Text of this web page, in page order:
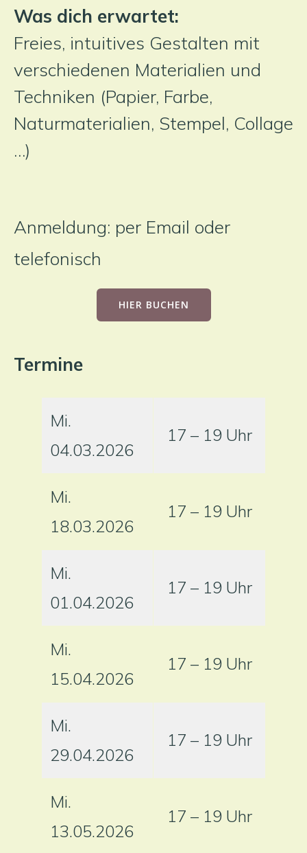
Was dich erwartet:
Freies, intuitives Gestalten mit
verschiedenen Materialien und
Techniken (Papier, Farbe,
Naturmaterialien, Stempel, Collage
…)
Anmeldung: per Email oder
telefonisch
HIER BUCHEN
Termine
Mi.
04.03.2026
17 – 19 Uhr
Mi.
18.03.2026
17 – 19 Uhr
Mi.
01.04.2026
17 – 19 Uhr
Mi.
15.04.2026
17 – 19 Uhr
Mi.
29.04.2026
17 – 19 Uhr
Mi.
13.05.2026
17 – 19 Uhr